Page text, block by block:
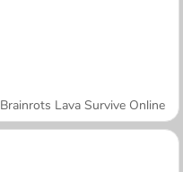
Brainrots Lava Survive Online